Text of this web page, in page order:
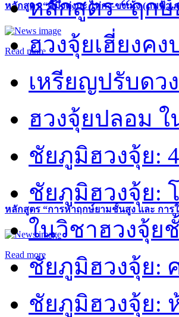
หลักสูตร “คี้มึ้งตุ่งกะ ไท่กง-ขงเม้ง (ภพฟ้า
Read more
หลักสูตร “การหาฤกษ์ยามชั้นสูง และ การ
Read more
หลักสูตร “ฤกษ์
ฮวงจุ้ยเฮี่ยงค
เหรียญปรับดว
ฮวงจุ้ยปลอม
ชัยภูมิฮวงจุ้ย:
ชัยภูมิฮวงจุ้ย:
ในวิชาฮวงจุ้ย
ชัยภูมิฮวงจุ้ย:
ชัยภูมิฮวงจุ้ย: